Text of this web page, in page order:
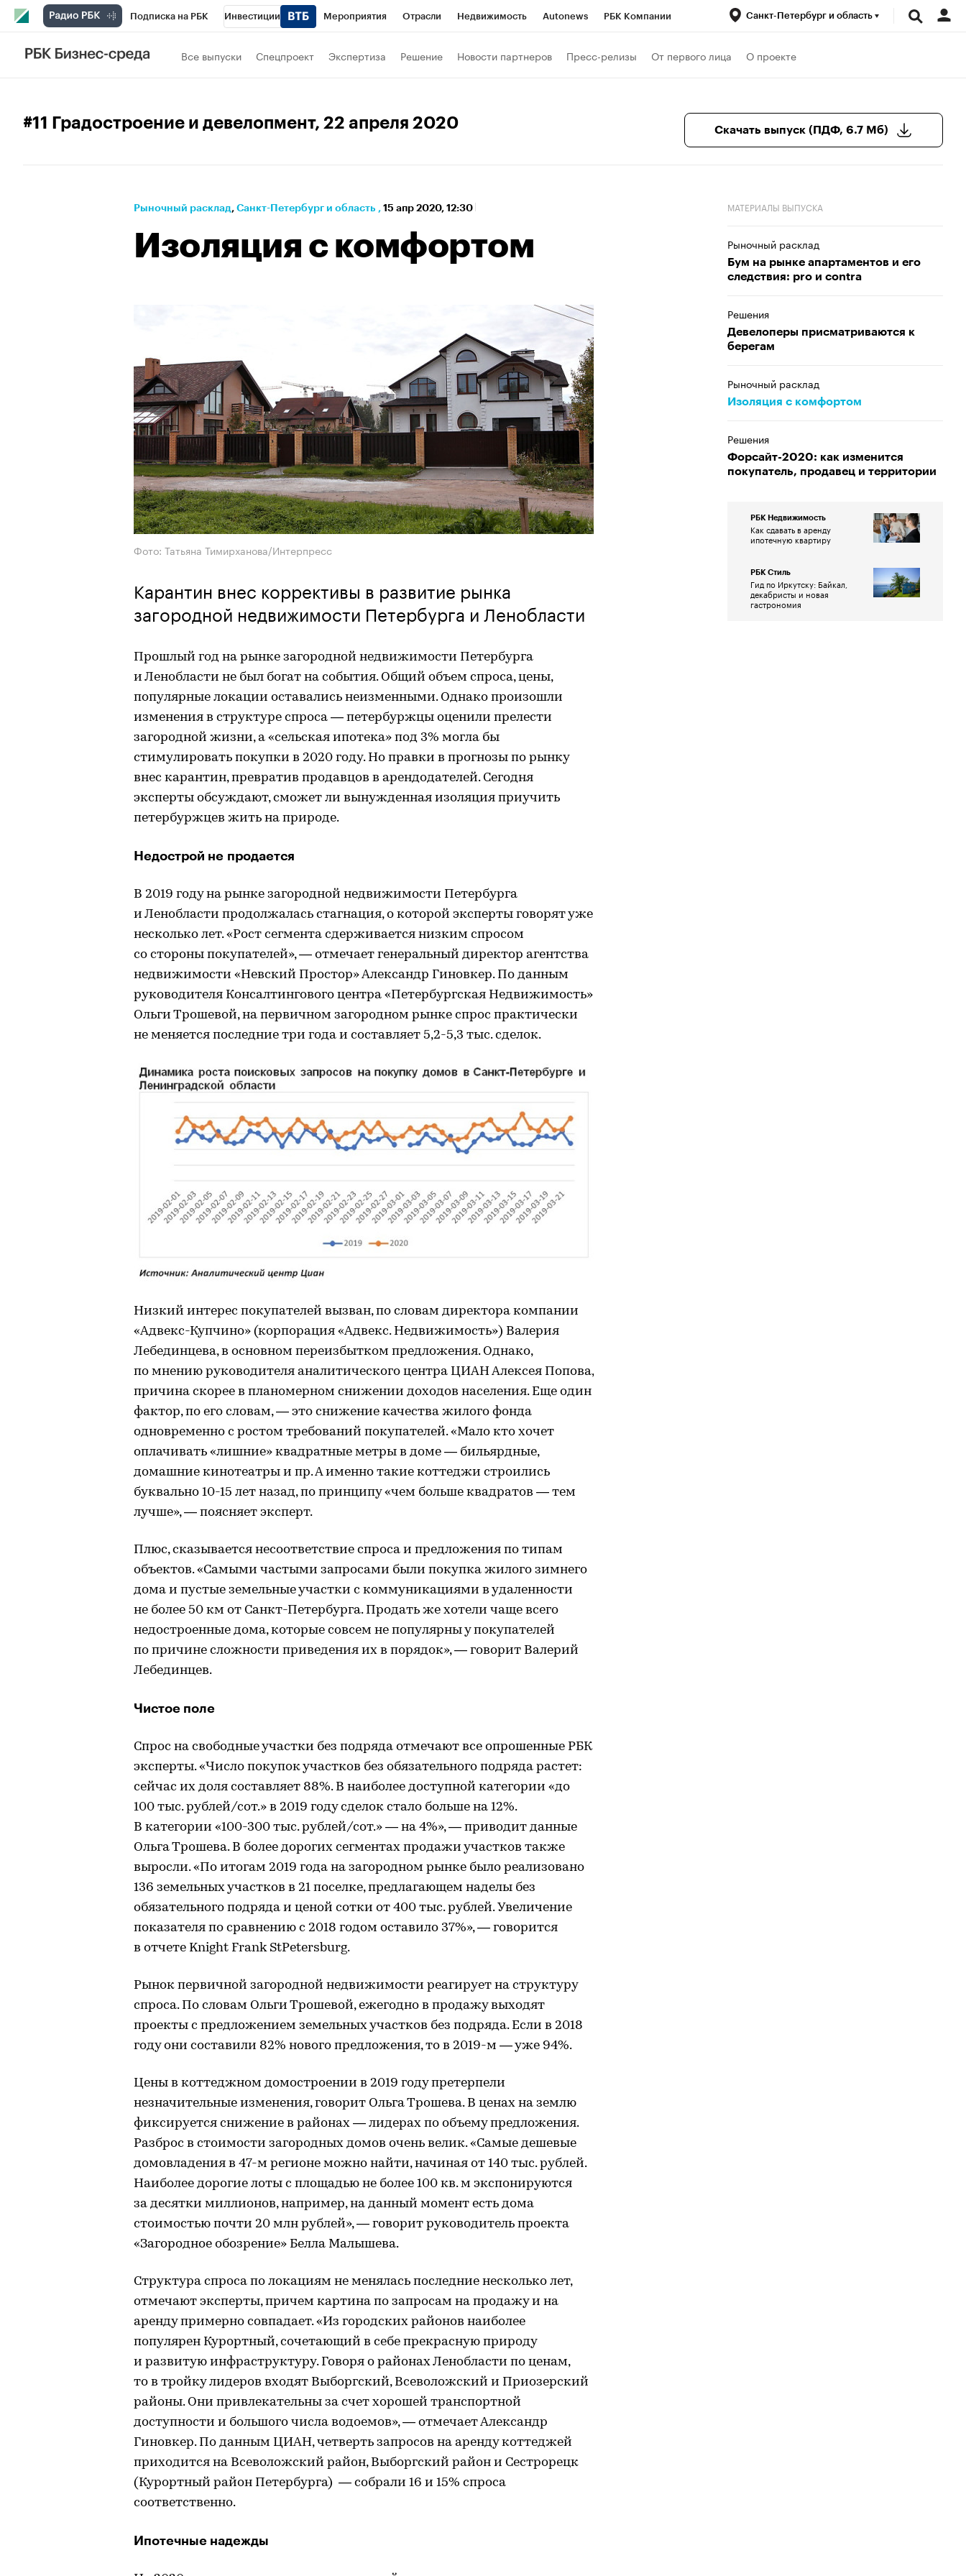
Подписка на РБК Инвестиции Мероприятия Отрасли Недвижимость Autonews РБК Компании
Телеканал
Спецпроекты
Санкт-Петербург и область
Все выпуски Спецпроект Экспертиза Решение Новости партнеров Пресс-релизы От первого лица О проекте
#11 Градостроение и девелопмент, 22 апреля 2020 Скачать выпуск (ПДФ, 6.7 Мб)
Рыночный расклад⁠, Санкт-Петербург и область , 15 апр 2020, 12:30
Изоляция с комфортом
Фото: Татьяна Тимирханова/Интерпресс
Карантин внес коррективы в развитие рынка
загородной недвижимости Петербурга и Ленобласти
Прошлый год на рынке загородной недвижимости Петербурга
и Ленобласти не был богат на события. Общий объем спроса, цены,
популярные локации оставались неизменными. Однако произошли
изменения в структуре спроса — петербуржцы оценили прелести
загородной жизни, а «сельская ипотека» под 3% могла бы
стимулировать покупки в 2020 году. Но правки в прогнозы по рынку
внес карантин, превратив продавцов в арендодателей. Сегодня
эксперты обсуждают, сможет ли вынужденная изоляция приучить
петербуржцев жить на природе.
Недострой не продается
В 2019 году на рынке загородной недвижимости Петербурга
и Ленобласти продолжалась стагнация, о которой эксперты говорят уже
несколько лет. «Рост сегмента сдерживается низким спросом
со стороны покупателей», — отмечает генеральный директор агентства
недвижимости «Невский Простор» Александр Гиновкер. По данным
руководителя Консалтингового центра «Петербургская Недвижимость»
Ольги Трошевой, на первичном загородном рынке спрос практически
не меняется последние три года и составляет 5,2-5,3 тыс. сделок.
Низкий интерес покупателей вызван, по словам директора компании
«Адвекс-Купчино» (корпорация «Адвекс. Недвижимость») Валерия
Лебединцева, в основном переизбытком предложения. Однако,
по мнению руководителя аналитического центра ЦИАН Алексея Попова,
причина скорее в планомерном снижении доходов населения. Еще один
фактор, по его словам, — это снижение качества жилого фонда
одновременно с ростом требований покупателей. «Мало кто хочет
оплачивать «лишние» квадратные метры в доме — бильярдные,
домашние кинотеатры и пр. А именно такие коттеджи строились
буквально 10-15 лет назад, по принципу «чем больше квадратов — тем
лучше», — поясняет эксперт.
Плюс, сказывается несоответствие спроса и предложения по типам
объектов. «Самыми частыми запросами были покупка жилого зимнего
дома и пустые земельные участки с коммуникациями в удаленности
не более 50 км от Санкт-Петербурга. Продать же хотели чаще всего
недостроенные дома, которые совсем не популярны у покупателей
по причине сложности приведения их в порядок», — говорит Валерий
Лебединцев.
Чистое поле
Спрос на свободные участки без подряда отмечают все опрошенные РБК
эксперты. «Число покупок участков без обязательного подряда растет:
сейчас их доля составляет 88%. В наиболее доступной категории «до
100 тыс. рублей/сот.» в 2019 году сделок стало больше на 12%.
В категории «100-300 тыс. рублей/сот.» — на 4%», — приводит данные
Ольга Трошева. В более дорогих сегментах продажи участков также
выросли. «По итогам 2019 года на загородном рынке было реализовано
136 земельных участков в 21 поселке, предлагающем наделы без
обязательного подряда и ценой сотки от 400 тыс. рублей. Увеличение
показателя по сравнению с 2018 годом оставило 37%», — говорится
в отчете Knight Frank StPetersburg.
Рынок первичной загородной недвижимости реагирует на структуру
спроса. По словам Ольги Трошевой, ежегодно в продажу выходят
проекты с предложением земельных участков без подряда. Если в 2018
году они составили 82% нового предложения, то в 2019-м — уже 94%.
Цены в коттеджном домостроении в 2019 году претерпели
незначительные изменения, говорит Ольга Трошева. В ценах на землю
фиксируется снижение в районах — лидерах по объему предложения.
Разброс в стоимости загородных домов очень велик. «Самые дешевые
домовладения в 47-м регионе можно найти, начиная от 140 тыс. рублей.
Наиболее дорогие лоты с площадью не более 100 кв. м экспонируются
за десятки миллионов, например, на данный момент есть дома
стоимостью почти 20 млн рублей», — говорит руководитель проекта
«Загородное обозрение» Белла Малышева.
Структура спроса по локациям не менялась последние несколько лет,
отмечают эксперты, причем картина по запросам на продажу и на
аренду примерно совпадает. «Из городских районов наиболее
популярен Курортный, сочетающий в себе прекрасную природу
и развитую инфраструктуру. Говоря о районах Ленобласти по ценам,
то в тройку лидеров входят Выборгский, Всеволожский и Приозерский
районы. Они привлекательны за счет хорошей транспортной
доступности и большого числа водоемов», — отмечает Александр
Гиновкер. По данным ЦИАН, четверть запросов на аренду коттеджей
приходится на Всеволожский район, Выборгский район и Сестрорецк
(Курортный район Петербурга) — собрали 16 и 15% спроса
соответственно.
Ипотечные надежды
МАТЕРИАЛЫ ВЫПУСКА
Рыночный расклад
Бум на рынке апартаментов и его
следствия: pro и contra
Решения
Девелоперы присматриваются к
берегам
Рыночный расклад
Изоляция с комфортом
Решения
Форсайт-2020: как изменится
покупатель, продавец и территории
РБК Недвижимость
Как сдавать в аренду
ипотечную квартиру
РБК Стиль
Гид по Иркутску: Байкал,
декабристы и новая
гастрономия